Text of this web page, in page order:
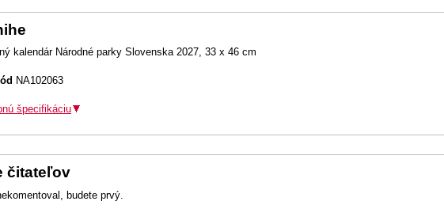
kalendár Národné parky Slovenska 2027, 33 x 46 cm
NA102063
špecifikáciu
čitateľov
budete prvý.